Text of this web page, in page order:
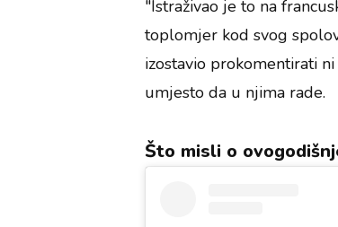
"Istraživao je to na
toplomjer kod svog
izostavio prokomentirati
umjesto da u njima rade.
Što misli o